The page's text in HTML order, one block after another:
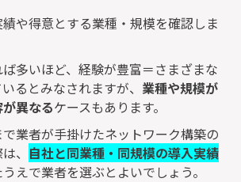
や得意とする業種・規模を確認しま
多いほど、経験が豊富＝さまざまな
るとみなされますが、 業種や規模が
異なるケースもあります。
業者が手掛けたネットワーク構築の
、 自社と同業種・同規模の導入実績
うえで業者を選ぶとよいでしょう。